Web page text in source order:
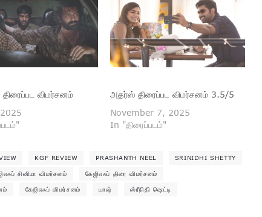
விமர்சனம்
அதர்ஸ் திரைப்பட விமர்சனம் 3.5/5
November 7, 2025
In "திரைப்படம்"
KGF REVIEW PRASHANTH NEEL SRINIDHI SHETTY
சினிமா விமர்சனம் கேஜிஎஃப் திரை விமர்சனம்
கேஜிஎஃப் விமர்சனம் யாஷ் ஸ்ரீநிதி ஷெட்டி